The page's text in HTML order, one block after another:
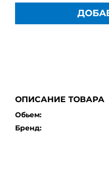
ОПИСАНИЕ ТОВАРА
Обьем:
Бренд: